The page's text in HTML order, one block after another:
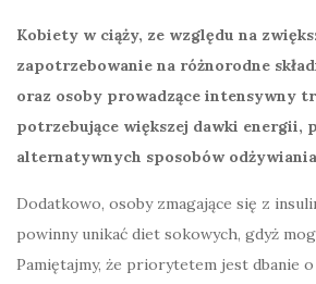
Kobiety w ciąży, ze względu na
zapotrzebowanie na różnorodne
oraz osoby prowadzące intensywny
potrzebujące większej dawki energii,
alternatywnych sposobów
Dodatkowo, osoby zmagające się z
powinny unikać diet sokowych, gdyż
Pamiętajmy, że priorytetem jest dbanie